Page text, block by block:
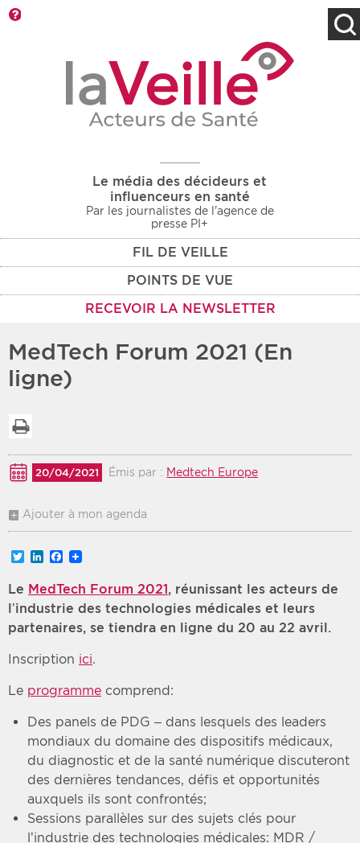
Le média des décideurs et
influenceurs en santé
Par les journalistes de l'agence de
presse PI+
FIL DE VEILLE
POINTS DE VUE
RECEVOIR LA NEWSLETTER
Rendez-vous des 7
prochains jours
Recherche par mots clés
Type d'information
Rendez-vous
Protection sociale
Médico-social
Zone géographique
Choisir une date de début
Inversé
MedTech Forum 2021 (En
ligne)
20/04/2021 Émis par : Medtech Europe
Ajouter à mon agenda
TwitterLinkedInFacebook
Le MedTech Forum 2021, réunissant les acteurs de
l’industrie des technologies médicales et leurs
partenaires, se tiendra en ligne du 20 au 22 avril.
Inscription ici.
Le programme comprend:
Des panels de PDG – dans lesquels des leaders
mondiaux du domaine des dispositifs médicaux,
du diagnostic et de la santé numérique discuteront
des dernières tendances, défis et opportunités
auxquels ils sont confrontés;
Sessions parallèles sur des sujets clés pour
l’industrie des technologies médicales: MDR /